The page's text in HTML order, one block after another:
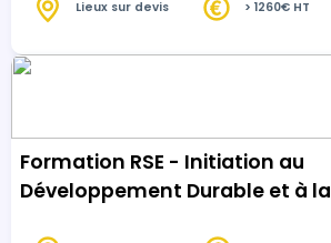
Lieux sur devis > 1260€ HT
Formation RSE - Initiation au
Développement Durable et à la